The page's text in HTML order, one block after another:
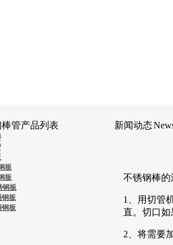
管产品列表
板
板
钢板
钢板
钢板
新闻动态
不锈钢棒的
1、用切管
直。切口如
2、将需要